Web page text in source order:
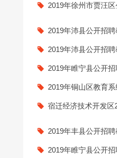
2019年徐州市贾汪
2019年沛县公开招
2019年沛县公开招
2019年睢宁县公开
2019年铜山区教育
宿迁经济技术开发
2019年丰县公开招
2019年睢宁县公开